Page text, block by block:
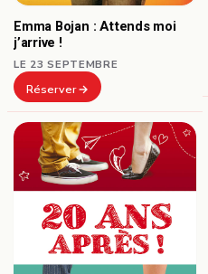
Emma Bojan : Attends moi
j’arrive !
LE 23 SEPTEMBRE
Réserver